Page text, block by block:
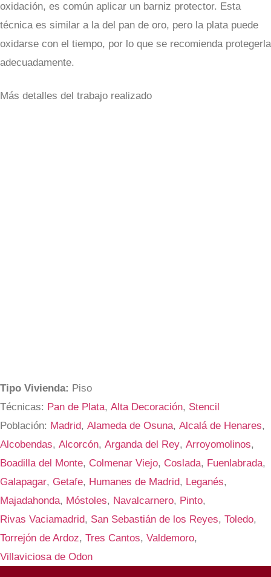
oxidación, es común aplicar un barniz protector. Esta
técnica es similar a la del pan de oro, pero la plata puede
oxidarse con el tiempo, por lo que se recomienda protegerla
adecuadamente.
Más detalles del trabajo realizado
Tipo Vivienda: Piso
Técnicas: Pan de Plata, Alta Decoración, Stencil
Población: Madrid, Alameda de Osuna, Alcalá de Henares,
Alcobendas, Alcorcón, Arganda del Rey, Arroyomolinos,
Boadilla del Monte, Colmenar Viejo, Coslada, Fuenlabrada,
Galapagar, Getafe, Humanes de Madrid, Leganés,
Majadahonda, Móstoles, Navalcarnero, Pinto,
Rivas Vaciamadrid, San Sebastián de los Reyes, Toledo,
Torrejón de Ardoz, Tres Cantos, Valdemoro,
Villaviciosa de Odon